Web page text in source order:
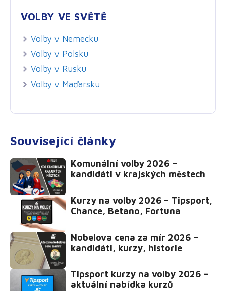
VOLBY VE SVĚTĚ
Volby v Nemecku
Volby v Polsku
Volby v Rusku
Volby v Maďarsku
Související články
Komunální volby 2026 –
kandidáti v krajských městech
Kurzy na volby 2026 – Tipsport,
Chance, Betano, Fortuna
Nobelova cena za mír 2026 –
kandidáti, kurzy, historie
Tipsport kurzy na volby 2026 –
aktuální nabídka kurzů